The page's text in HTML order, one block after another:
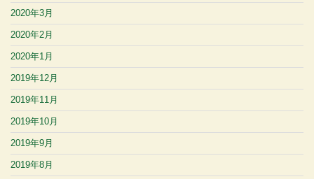
2020年3月
2020年2月
2020年1月
2019年12月
2019年11月
2019年10月
2019年9月
2019年8月